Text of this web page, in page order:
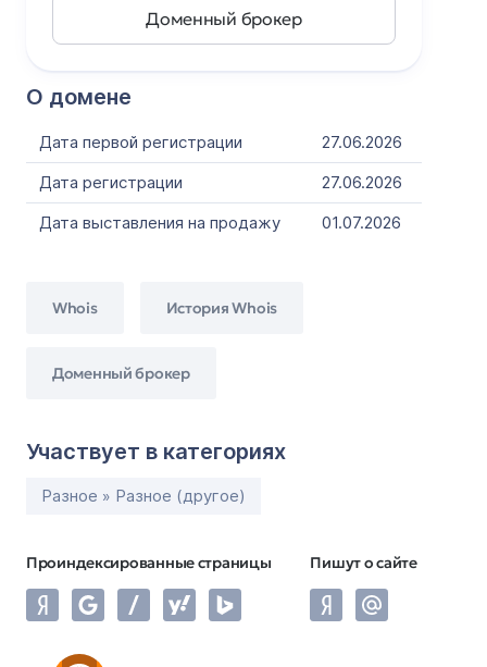
О домене
Дата первой регистрации
27.06.2026
Дата регистрации
27.06.2026
Дата выставления на продажу
01.07.2026
Whois История Whois
Доменный брокер
Участвует в категориях
Разное » Разное (другое)
Проиндексированные страницы Пишут о сайте
Доменный брокер